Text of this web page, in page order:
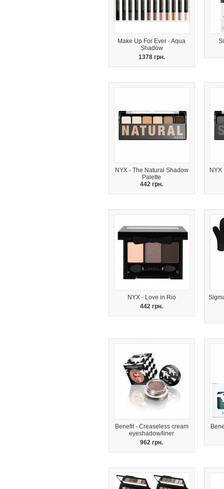
Make Up For Ever - Aqua
Shadow
1378 грн.
NYX - The Natural Shadow
Palette
442 грн.
NYX - Love in Rio
442 грн.
Benefit - Creaseless cream
eyeshadow/liner
962 грн.